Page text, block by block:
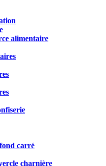
alimentaire
carré
charnière